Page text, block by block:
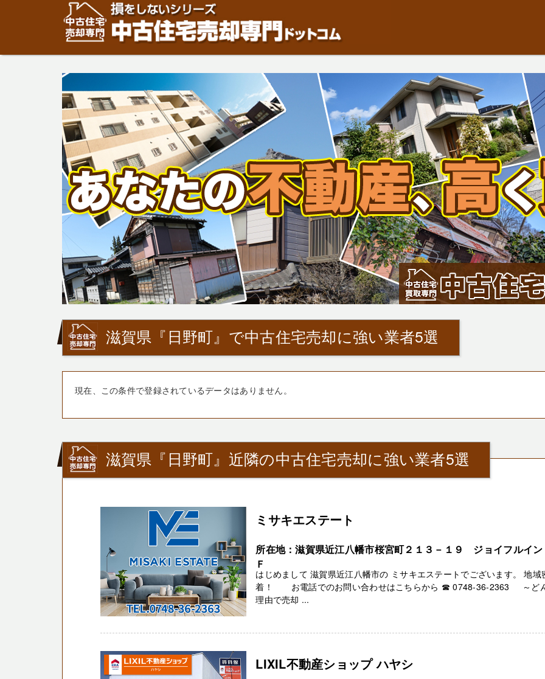
住宅・建物の「売却」は「個人」の方々が、「買取」は不動産や開発等の「業者」が物件を買います。一般的に「売却」は時間はかかるが
安めの売却金額と言われています。住宅・建物の売却をご検討中の方はお気軽にご相談ください。中古住宅、相続不動産など、不動産売却
滋賀県『日野町』で中古住宅売却に強い業者5選
現在、この条件で登録されているデータはありません。
滋賀県『日野町』近隣の中古住宅売却に強い業者5選
ミサキエステート
所在地：滋賀県近江八幡市桜宮町２１３－１９ ジョイフルイ
Ｆ
はじめまして 滋賀県近江八幡市の ミサキエステートでございます。 地域
着！ お電話でのお問い合わせはこちらから ☎ 0748-36-2363 ～ど
理由で売却 ...
LIXIL不動産ショップ ハヤシ